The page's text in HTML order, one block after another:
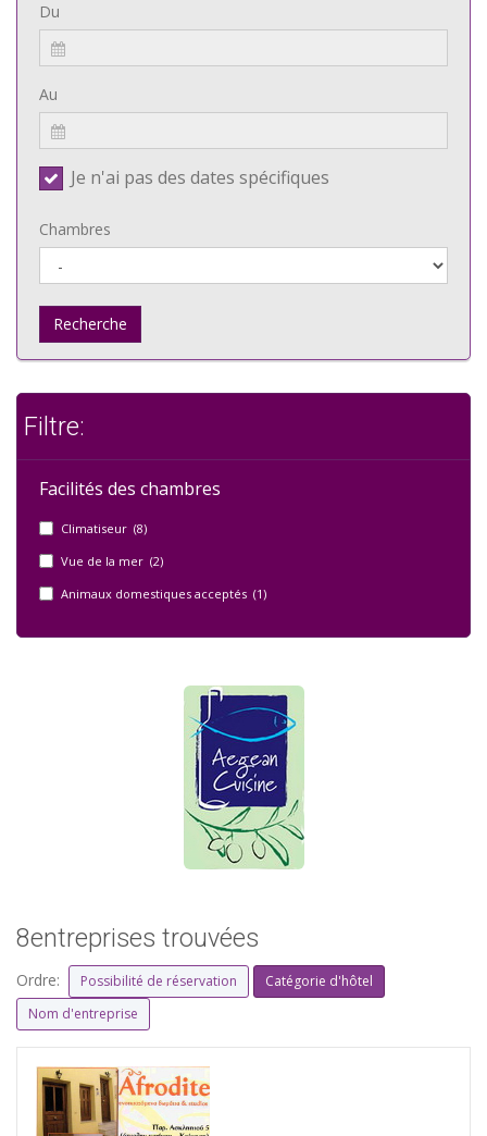
Du
Au
Je n'ai pas des dates spécifiques
Chambres
Recherche
Filtre:
Facilités des chambres
Climatiseur (8)
Vue de la mer (2)
Animaux domestiques acceptés (1)
8entreprises trouvées
Ordre: Possibilité de réservation
Catégorie d'hôtel
Nom d'entreprise